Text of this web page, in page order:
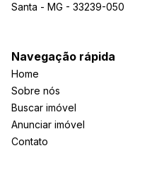
Santa - MG - 33239-050
Navegação rápida
Home
Sobre nós
Buscar imóvel
Anunciar imóvel
Contato